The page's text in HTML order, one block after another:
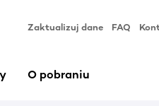
Zaktualizuj dane FAQ
O pobraniu